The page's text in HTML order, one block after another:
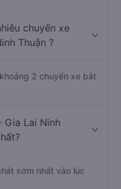
chuyến xe
Thuận ?
2 chuyến xe bắt
Gia Lai Ninh
sớm nhất vào lúc